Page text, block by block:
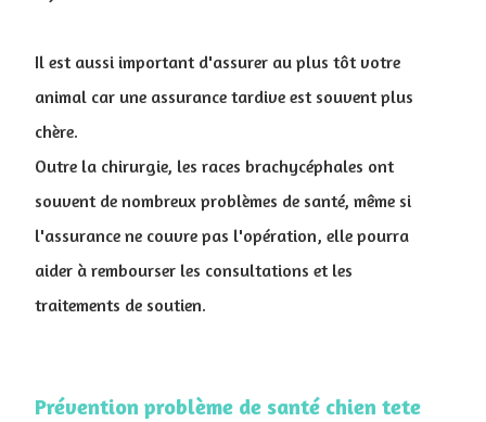
Il est aussi important d'assurer au plus tôt votre
animal car une assurance tardive est souvent plus
chère.
Outre la chirurgie, les races brachycéphales ont
souvent de nombreux problèmes de santé, même si
l'assurance ne couvre pas l'opération, elle pourra
aider à rembourser les consultations et les
traitements de soutien.
Prévention problème de santé chien tete